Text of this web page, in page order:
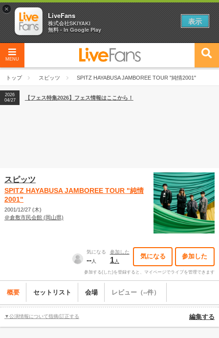
MENU
トップ スピッツ SPITZ HAYABUSA JAMBOREE TOUR "純情2001"
2026
04/27
2026
【ライブ動員ランキング】2026年上半期編発表！
2026
04/27
【フェス特集2026】フェス情報はここから！
スピッツ
SPITZ HAYABUSA JAMBOREE TOUR "純情
2001"
2001/12/27 (木)
＠倉敷市民会館 (岡山県)
気になる
--人
参加した
1人
気になる 参加した
参加する(した)を登録すると、マイページでライブを管理できます
概要 セットリスト 会場 レビュー（--件）
▼公演情報について指摘/訂正する 編集する
×
LiveFans
株式会社SKIYAKI
無料 - In Google Play
表示